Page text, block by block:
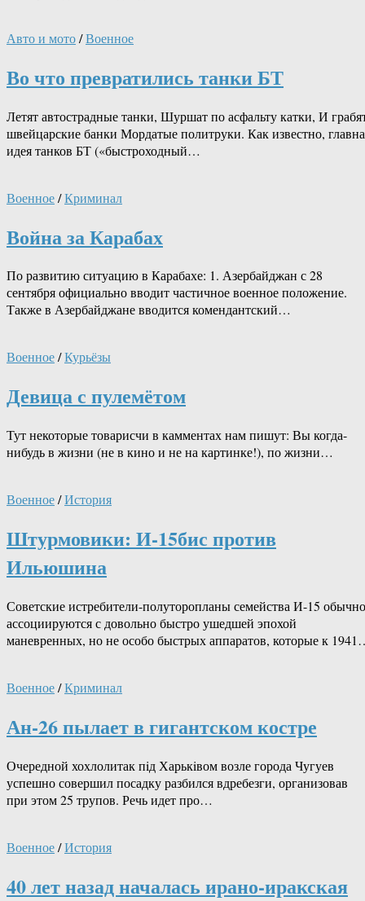
Авто и мото/Военное
Во что превратились танки БТ
Летят автострадные танки, Шуршат по асфальту катки, И
швейцарские банки Мордатые политруки. Как известно,
идея танков БТ («быстроходный…
Военное/Криминал
Война за Карабах
По развитию ситуацию в Карабахе: 1. Азербайджан с 28
сентября официально вводит частичное военное положение.
Также в Азербайджане вводится комендантский…
Военное/Курьёзы
Девица с пулемётом
Тут некоторые товарисчи в камментах нам пишут: Вы когда-
нибудь в жизни (не в кино и не на картинке!), по жизни…
Военное/История
Штурмовики: И-15бис против
Ильюшина
Советские истребители-полуторопланы семейства И-15 обычно
ассоциируются с довольно быстро ушедшей эпохой
маневренных, но не особо быстрых аппаратов, которые к
Военное/Криминал
Ан-26 пылает в гигантском костре
Очередной хохлолитак пiд Харькiвом возле города Чугуев
успешно совершил посадку разбился вдребезги, организовав
при этом 25 трупов. Речь идет про…
Военное/История
40 лет назад началась ирано-иракская